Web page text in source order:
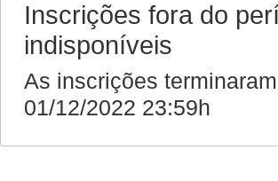
Inscrições fora do
indisponíveis
As inscrições
01/12/2022 23:59h